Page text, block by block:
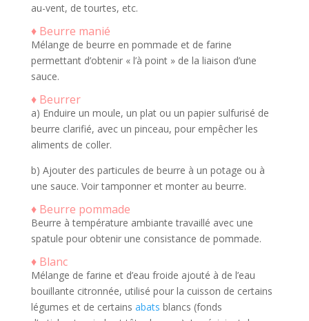
au-vent, de tourtes, etc.
♦ Beurre manié
Mélange de beurre en pommade et de farine
permettant d’obtenir « l’à point » de la liaison d’une
sauce.
♦ Beurrer
a) Enduire un moule, un plat ou un papier sulfurisé de
beurre clarifié, avec un pinceau, pour empêcher les
aliments de coller.
b) Ajouter des particules de beurre à un potage ou à
une sauce. Voir tamponner et monter au beurre.
♦ Beurre pommade
Beurre à température ambiante travaillé avec une
spatule pour obtenir une consistance de pommade.
♦ Blanc
Mélange de farine et d’eau froide ajouté à de l’eau
bouillante citronnée, utilisé pour la cuisson de certains
légumes et de certains abats blancs (fonds